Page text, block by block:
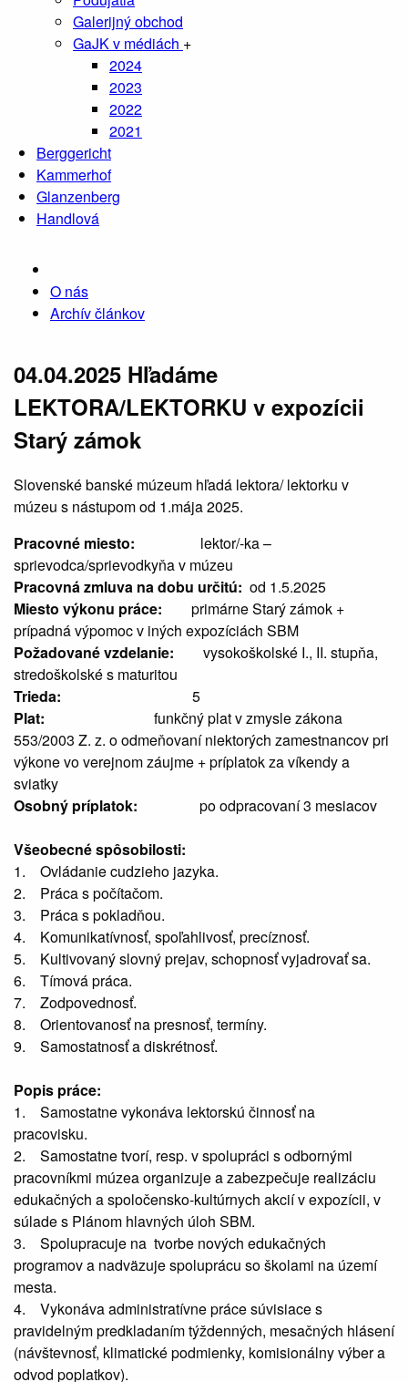
Galerijný obchod
GaJK v médiách +
2024
2023
2022
2021
Berggericht
Kammerhof
Glanzenberg
Handlová
O nás
Archív článkov
04.04.2025 Hľadáme
LEKTORA/LEKTORKU v expozícii
Starý zámok
Slovenské banské múzeum hľadá lektora/ lektorku v
múzeu s nástupom od 1.mája 2025.
Pracovné miesto: lektor/-ka –
sprievodca/sprievodkyňa v múzeu
Pracovná zmluva na dobu určitú: od 1.5.2025
Miesto výkonu práce:
primárne Starý zámok +
prípadná výpomoc v iných expozíciách SBM
Požadované vzdelanie:
vysokoškolské I., II. stupňa,
stredoškolské s maturitou
Trieda: 5
Plat: funkčný plat v zmysle zákona
553/2003 Z. z. o odmeňovaní niektorých zamestnancov pri
výkone vo verejnom záujme + príplatok za víkendy a
sviatky
Osobný príplatok: po odpracovaní 3 mesiacov
Všeobecné spôsobilosti:
1. Ovládanie cudzieho jazyka.
2. Práca s počítačom.
3. Práca s pokladňou.
4. Komunikatívnosť, spoľahlivosť, precíznosť.
5. Kultivovaný slovný prejav, schopnosť vyjadrovať sa.
6. Tímová práca.
7. Zodpovednosť.
8. Orientovanosť na presnosť, termíny.
9. Samostatnosť a diskrétnosť.
Popis práce:
1. Samostatne vykonáva lektorskú činnosť na
pracovisku.
2. Samostatne tvorí, resp. v spolupráci s odbornými
pracovníkmi múzea organizuje a zabezpečuje realizáciu
edukačných a spoločensko-kultúrnych akcií v expozícii, v
súlade s Plánom hlavných úloh SBM.
3. Spolupracuje na tvorbe nových edukačných
programov a nadväzuje spoluprácu so školami na území
mesta.
4. Vykonáva administratívne práce súvisiace s
pravidelným predkladaním týždenných, mesačných hlásení
(návštevnosť, klimatické podmienky, komisionálny výber a
odvod poplatkov).